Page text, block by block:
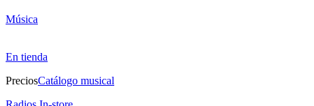
Música
En tienda
PreciosCatálogo musical